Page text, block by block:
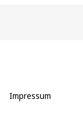
Impressum